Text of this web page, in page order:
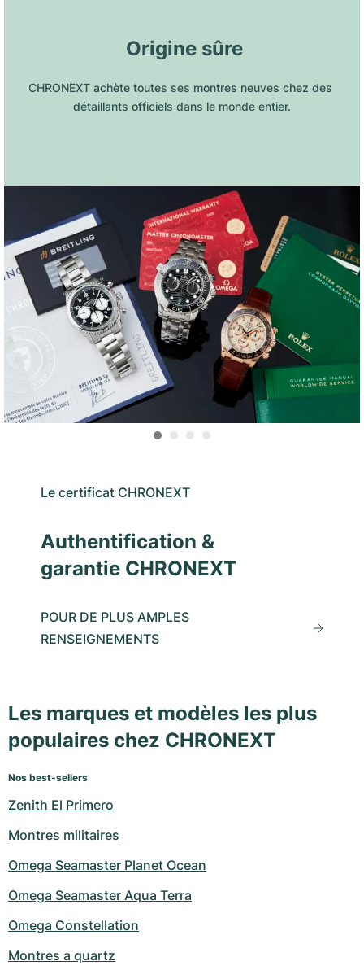
Origine sûre
CHRONEXT achète toutes ses montres neuves chez des
détaillants officiels dans le monde entier.
Le certificat CHRONEXT
Authentification &
garantie CHRONEXT
POUR DE PLUS AMPLES
RENSEIGNEMENTS
Les marques et modèles les plus
populaires chez CHRONEXT
Nos best-sellers
Zenith El Primero
Montres militaires
Omega Seamaster Planet Ocean
Omega Seamaster Aqua Terra
Omega Constellation
Montres a quartz